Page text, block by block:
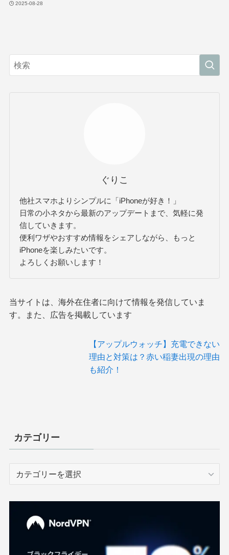
2025-08-28
ぐりこ
他社スマホよりシンプルに「iPhoneが好き！」
日常の小ネタから最新のアップデートまで、気軽に発
信していきます。
便利ワザやおすすめ情報をシェアしながら、もっと
iPhoneを楽しみたいです。
よろしくお願いします！
当サイトは、海外在住者に向けて情報を発信していま
す。また、広告を掲載しています
【アップルウォッチ】充電できない
理由と対策は？赤い稲妻出現の理由
も紹介！
カテゴリー